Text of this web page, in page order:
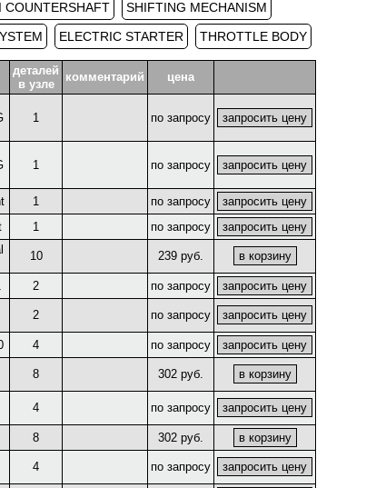
COUNTERSHAFT
SHIFTING MECHANISM
ELECTRIC STARTER THROTTLE BODY
деталей
в узле
комментарий цена
1 по запросу
1 по запросу
1
по запросу
1 по запросу
10 239 руб.
2 по запросу
2 по запросу
4 по запросу
8 302 руб.
4 по запросу
8 302 руб.
4 по запросу